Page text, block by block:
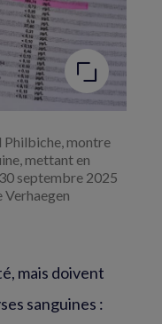
Philbiche, montre
mettant en
septembre 2025
mais doivent
sanguines :